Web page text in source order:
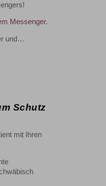
Messenger.
und…
Schutz
mit Ihren